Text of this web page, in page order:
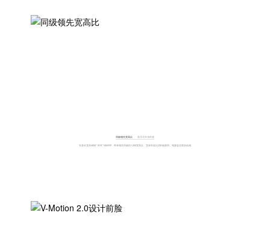
同级领先宽高比 悬浮式车顶外观
车身长宽高4652*1815*1450mm，带来领先同级的1.252宽高比，宽体车姿比肩B级家轿，驾驶姿态更加动感